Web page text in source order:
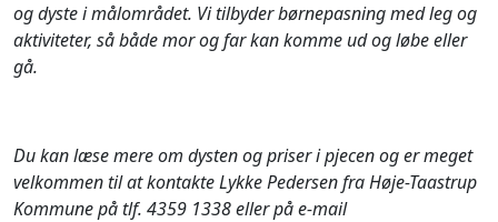
og dyste i målområdet. Vi tilbyder børnepasning med leg og
aktiviteter, så både mor og far kan komme ud og løbe eller
gå.
Du kan læse mere om dysten og priser i pjecen og er meget
velkommen til at kontakte Lykke Pedersen fra Høje-Taastrup
Kommune på tlf. 4359 1338 eller på e-mail